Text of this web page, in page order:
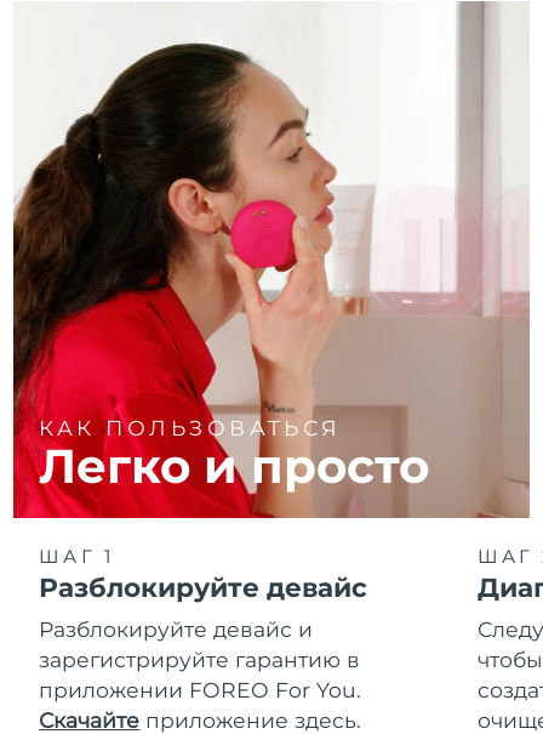
КАК ПОЛЬЗОВАТЬСЯ
Легко и просто
ШАГ 1
Разблокируйте девайс
Разблокируйте девайс и
зарегистрируйте гарантию в
приложении FOREO For You.
Скачайте приложение здесь.
ШАГ